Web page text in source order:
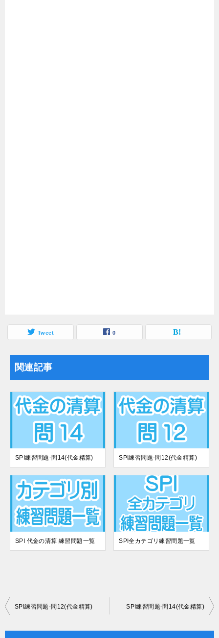
Tweet 0
関連記事
SPI練習問題-問14(代金精算) SPI練習問題-問12(代金精算)
SPI 代金の清算 練習問題一覧 SPI全カテゴリ練習問題一覧
投
SPI練習問題-問12(代金精算) SPI練習問題-問14(代金精算)